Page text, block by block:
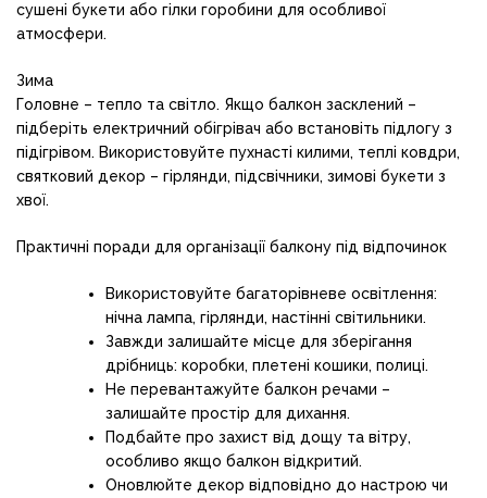
сушені букети або гілки горобини для особливої
атмосфери.
Зима
Головне – тепло та світло. Якщо балкон засклений –
підберіть електричний обігрівач або встановіть підлогу з
підігрівом. Використовуйте пухнасті килими, теплі ковдри,
святковий декор – гірлянди, підсвічники, зимові букети з
хвої.
Практичні поради для організації балкону під відпочинок
Використовуйте багаторівневе освітлення:
нічна лампа, гірлянди, настінні світильники.
Завжди залишайте місце для зберігання
дрібниць: коробки, плетені кошики, полиці.
Не перевантажуйте балкон речами –
залишайте простір для дихання.
Подбайте про захист від дощу та вітру,
особливо якщо балкон відкритий.
Оновлюйте декор відповідно до настрою чи